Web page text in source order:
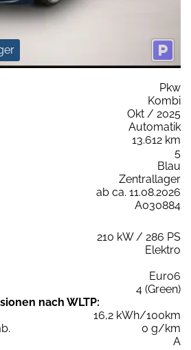
Pkw
Kombi
Okt / 2025
Automatik
13.612 km
5
Blau
Zentrallager
ab ca. 11.08.2026
A030884
210 kW / 286 PS
Elektro
Euro6
4 (Green)
nach WLTP:
16,2 kWh/100km
0 g/km
A